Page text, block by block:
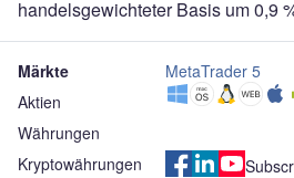
handelsgewichteter Basis um 0,9
Commerzbank
Märkte
Aktien
Währungen
Kryptowährungen
MetaTrader 5